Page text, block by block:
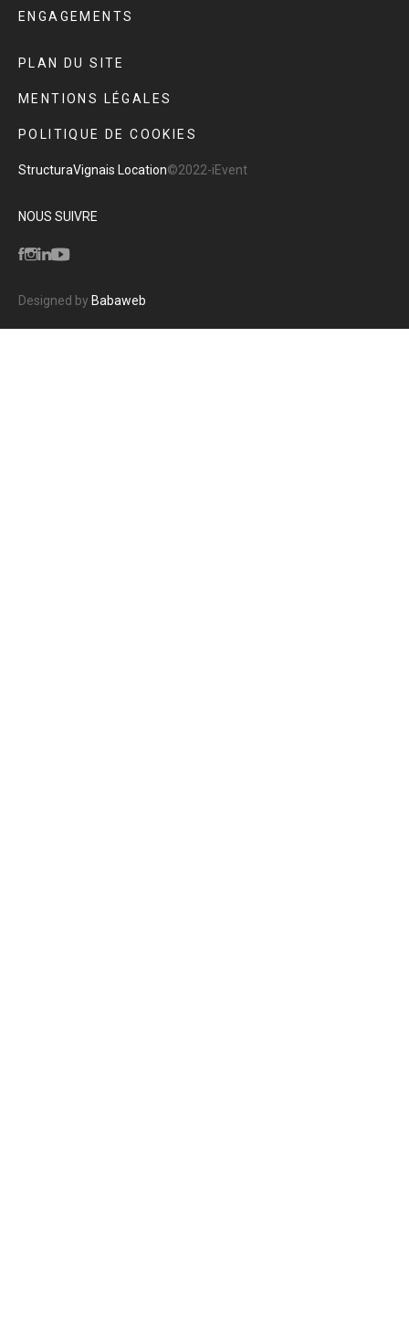
ENGAGEMENTS
PLAN DU SITE
MENTIONS LÉGALES
POLITIQUE DE COOKIES
StructuraVignais Location©2022-iEvent
NOUS SUIVRE
Designed by Babaweb